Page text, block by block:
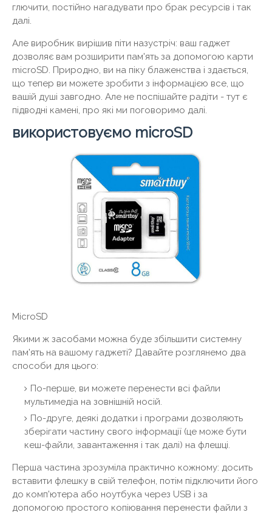
глючити, постійно нагадувати про брак ресурсів і так
далі.
Але виробник вирішив піти назустріч: ваш гаджет
дозволяє вам розширити пам'ять за допомогою карти
microSD. Природно, ви на піку блаженства і здається,
що тепер ви можете зробити з інформацією все, що
вашій душі завгодно. Але не поспішайте радіти - тут є
підводні камені, про які ми поговоримо далі.
використовуємо microSD
MicroSD
Якими ж засобами можна буде збільшити системну
пам'ять на вашому гаджеті? Давайте розглянемо два
способи для цього:
По-перше, ви можете перенести всі файли
мультимедіа на зовнішній носій.
По-друге, деякі додатки і програми дозволяють
зберігати частину свого інформації (це може бути
кеш-файли, завантаження і так далі) на флешці.
Перша частина зрозуміла практично кожному: досить
вставити флешку в свій телефон, потім підключити його
до комп'ютера або ноутбука через USB і за
допомогою простого копіювання перенести файли з